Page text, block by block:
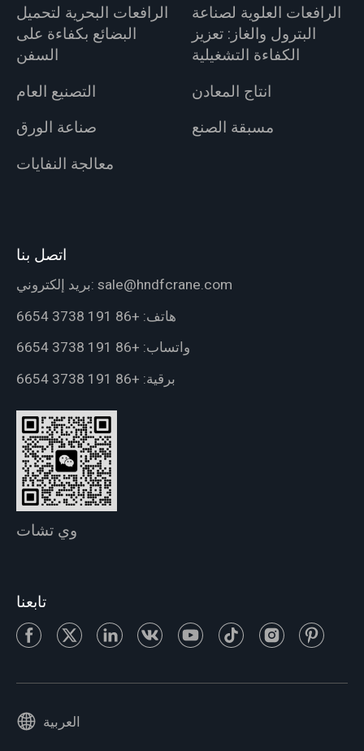
الرافعات البحرية لتحميل
البضائع بكفاءة على
السفن
الرافعات العلوية لصناعة
البترول والغاز: تعزيز
الكفاءة التشغيلية
التصنيع العام
انتاج المعادن
صناعة الورق
مسبقة الصنع
معالجة النفايات
اتصل بنا
بريد إلكتروني: sale@hndfcrane.com
هاتف: +86 191 3738 6654
واتساب: +86 191 3738 6654
برقية: +86 191 3738 6654
وي تشات
تابعنا
العربية